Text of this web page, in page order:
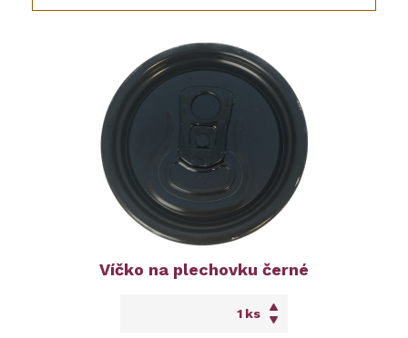
Víčko na plechovku černé
ks